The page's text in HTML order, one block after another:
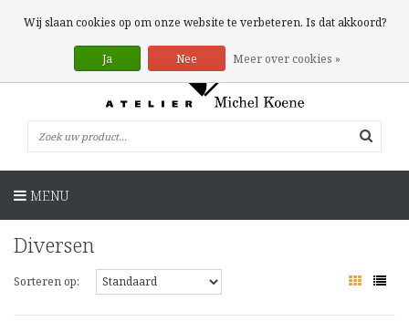
0 Artikelen
MENU
Diversen
Sorteren op:
Wij slaan cookies op om onze website te verbeteren. Is dat akkoord?
Ja Nee Meer over cookies »